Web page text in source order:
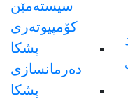
سیستەمێن
کۆمپیوتەری
پشکا
دەرمانسازی
پشکا